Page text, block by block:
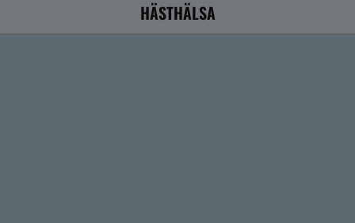
HÄSTHÄLSA